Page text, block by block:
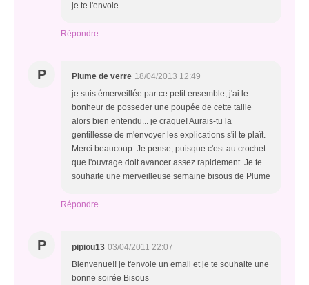
je te l'envoie...
Répondre
P Plume de verre 18/04/2013 12:49
je suis émerveillée par ce petit ensemble, j'ai le
bonheur de posseder une poupée de cette taille
alors bien entendu... je craque! Aurais-tu la
gentillesse de m'envoyer les explications s'il te plaît.
Merci beaucoup. Je pense, puisque c'est au crochet
que l'ouvrage doit avancer assez rapidement. Je te
souhaite une merveilleuse semaine bisous de Plume
Répondre
P pipiou13 03/04/2011 22:07
Bienvenue!! je t'envoie un email et je te souhaite une
bonne soirée Bisous